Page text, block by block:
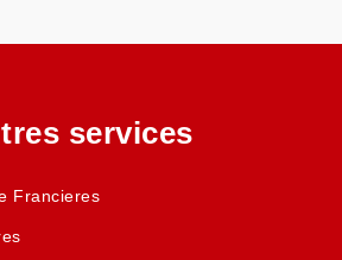
services
Francieres